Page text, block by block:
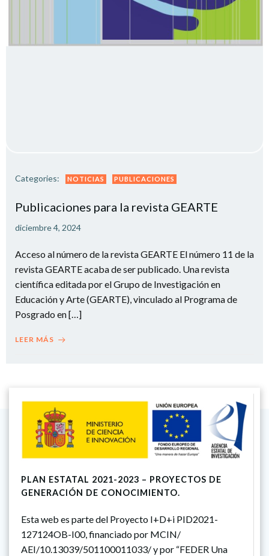
Categories: NOTICIAS PUBLICACIONES
Publicaciones para la revista GEARTE
diciembre 4, 2024
Acceso al número de la revista GEARTE El número 11 de la
revista GEARTE acaba de ser publicado. Una revista
científica editada por el Grupo de Investigación en
Educación y Arte (GEARTE), vinculado al Programa de
Posgrado en […]
LEER MÁS
PLAN ESTATAL 2021-2023 – PROYECTOS DE
GENERACIÓN DE CONOCIMIENTO.
Esta web es parte del Proyecto I+D+i PID2021-
127124OB-I00, financiado por MCIN/
AEI/10.13039/501100011033/ y por “FEDER Una